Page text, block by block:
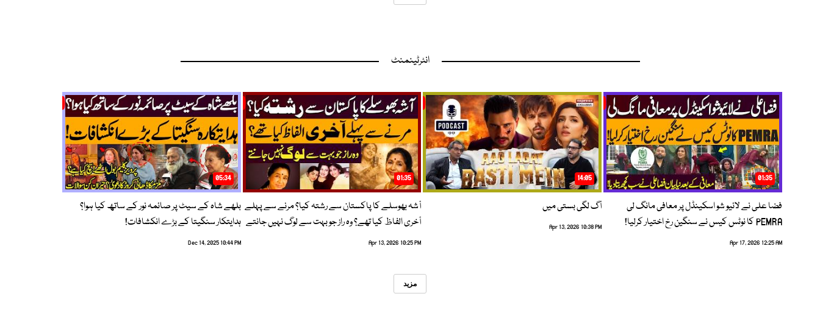
انٹرٹینمنٹ
01:35
فضا علی نے لائیو شو اسکینڈل پر معافی مانگ لی
PEMRA کا نوٹس کیس نے سنگین رخ اختیار کرلیا!
Apr 17, 2026 12:25 AM
14:05
آگ لگی بستی میں
Apr 13, 2026 10:38 PM
01:35
آشہ بھوسلے کا پاکستان سے رشتہ کیا؟ مرنے سے پہلے
آخری الفاظ کیا تھے؟ وہ راز جو بہت سے لوگ نہیں جانتے
Apr 13, 2026 10:25 PM
05:34
بلھے شاہ کے سیٹ پر صائمہ نور کے ساتھ کیا ہوا؟
ہدایتکار سنگیتا کے بڑے انکشافات!
Dec 14, 2025 10:44 PM
مزید